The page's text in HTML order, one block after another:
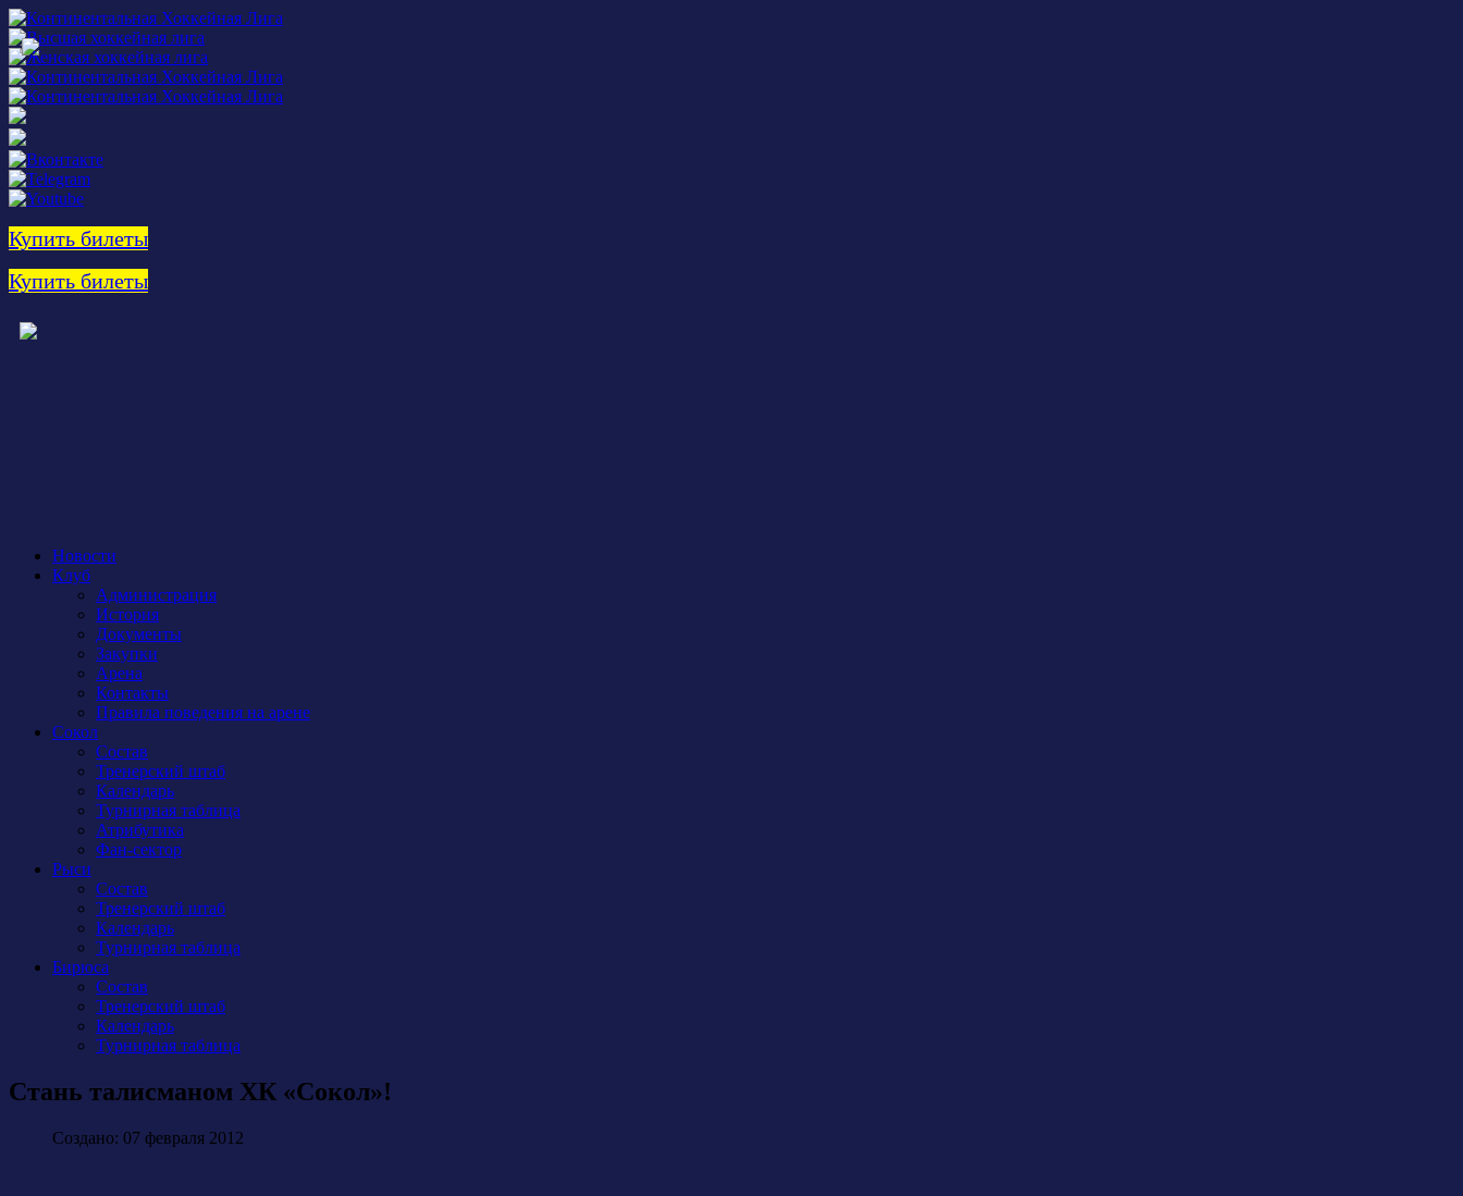
Купить билеты
Купить билеты
Новости
Клуб
Администрация
История
Документы
Закупки
Арена
Контакты
Правила поведения на арене
Сокол
Состав
Тренерский штаб
Календарь
Турнирная таблица
Атрибутика
Фан-сектор
Рыси
Состав
Тренерский штаб
Календарь
Турнирная таблица
Бирюса
Состав
Тренерский штаб
Календарь
Турнирная таблица
Стань талисманом ХК «Сокол»!
Создано: 07 февраля 2012